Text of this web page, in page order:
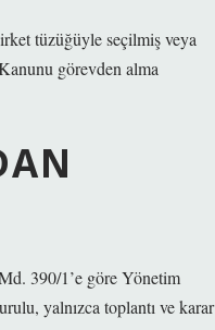
tüzüğüyle seçilmiş veya
görevden alma
390/1’e göre Yönetim
yalnızca toplantı ve karar